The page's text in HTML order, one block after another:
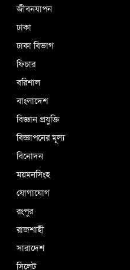
জীবনযাপন
ঢাকা
ঢাকা বিভাগ
ফিচার
বরিশাল
বাংলাদেশ
বিজ্ঞান প্রযুক্তি
বিজ্ঞাপনের মূল্য
বিনোদন
ময়মনসিংহ
যোগাযোগ
রংপুর
রাজশাহী
সারাদেশ
সিলেট